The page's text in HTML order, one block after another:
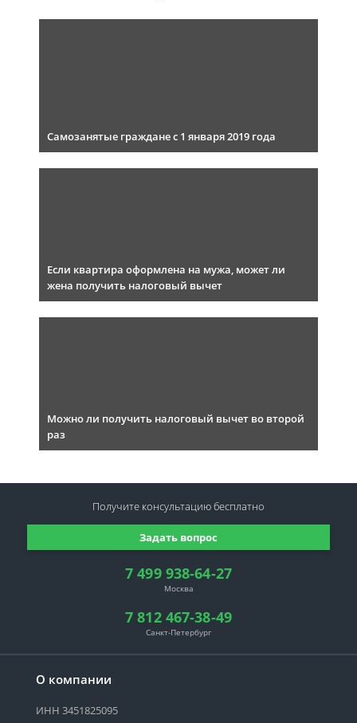
Самозанятые граждане с 1 января 2019 года
Если квартира оформлена на мужа, может ли
жена получить налоговый вычет
Можно ли получить налоговый вычет во второй
раз
О компании
ИНН 3451825095
7 499 938-64-27
Москва
7 812 467-38-49
Санкт-Петербург
Задать вопрос
Получите консультациюбесплатно